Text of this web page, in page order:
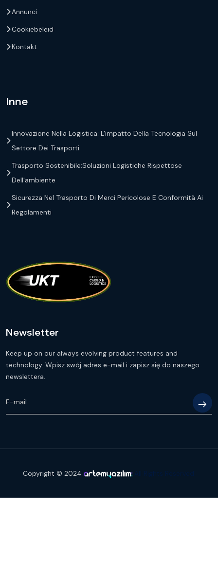
Annunci
Cookiebeleid
Kontakt
Inne
Innovazione Nella Logistica: L'impatto Della Tecnologia Sul
Settore Dei Trasporti
Trasporto Sostenibile:Soluzioni Logistiche Rispettose
Dell'ambiente
Sicurezza Nel Trasporto Di Merci Pericolose E Conformità Ai
Regolamenti
Newsletter
Keep up on our always evolving product features and
technology. Wpisz swój adres e-mail i zapisz się do naszego
newslettera.
Copyright © 2024 All Rights Reserved.